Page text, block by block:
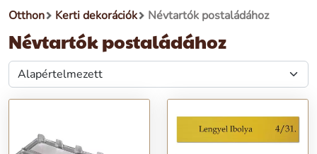
Otthon Kerti dekorációk Névtartók postaládához
Névtartók postaládához